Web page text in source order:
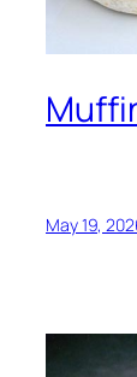
May 19,